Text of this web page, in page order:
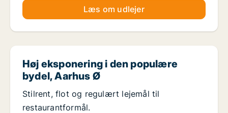
Læs om udlejer
Høj eksponering i den populære
bydel, Aarhus Ø
Stilrent, flot og regulært lejemål til
restaurantformål.